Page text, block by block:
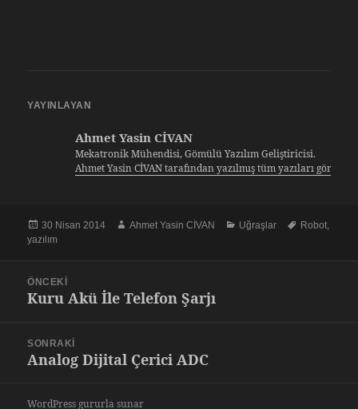
YAYINLAYAN
Ahmet Yasin CİVAN
Mekatronik Mühendisi, Gömülü Yazılım Geliştiricisi.
Ahmet Yasin CİVAN tarafından yazılmış tüm yazıları
Yayın
tarihi
30 Nisan 2014 Yazar
Ahmet Yasin CİVAN Kategoriler
Uğraşlar Etiketler
Robot,
yazılım
gezinmesi
ÖNCEKI
Önceki
Kuru Akü İle Telefon Şarjı
SONRAKI
Sonraki
Analog Dijital Çerici ADC
WordPress gururla sunar